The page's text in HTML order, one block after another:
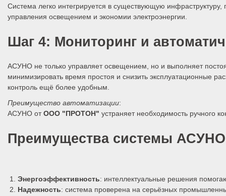
Система легко интегрируется в существующую
управления освещением и экономии электроэнергии.
Шаг 4: Мониторинг и
АСУНО не только управляет освещением, но и выполняет
минимизировать время простоя и снизить эксплуатационные
контроль ещё более удобным.
Преимущество автоматизации:
АСУНО отООО "ПРОТОН" устраняет необходимость ручного
Преимущества системы
Энергоэффективность: интеллектуальные решения
Надежность: система проверена на серьёзных